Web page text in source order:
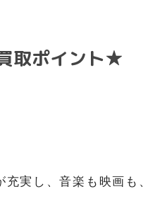
取ポイント★
実し、音楽も映画も